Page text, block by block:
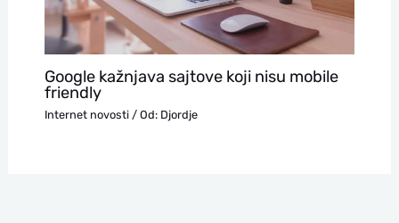
Google kažnjava sajtove koji nisu mobile
friendly
Internet novosti/ Od: Djordje